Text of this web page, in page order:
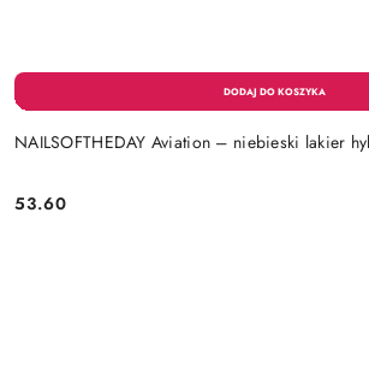
NAILSOFTHEDAY Aviation – niebieski lakier
Cena:
53.60